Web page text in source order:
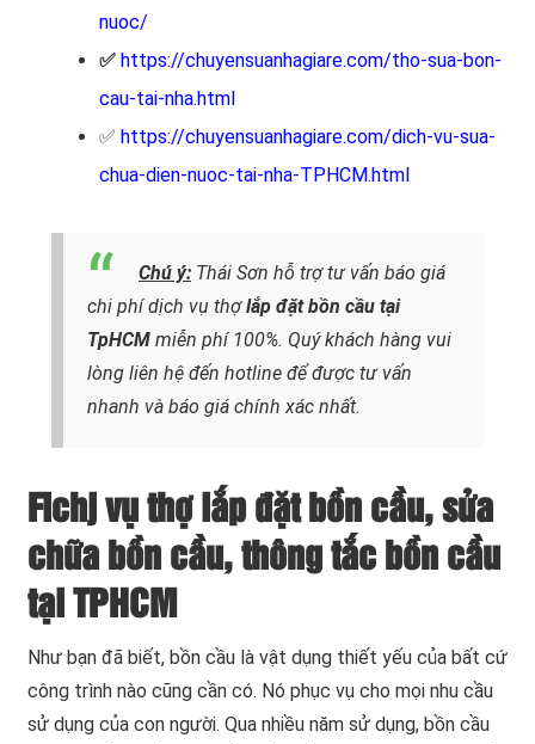
nuoc/
✅ https://chuyensuanhagiare.com/tho-sua-bon-
cau-tai-nha.html
✅ https://chuyensuanhagiare.com/dich-vu-sua-
chua-dien-nuoc-tai-nha-TPHCM.html
Chú ý: Thái Sơn hỗ trợ tư vấn báo giá
chi phí dịch vụ thợlắp đặt bồn cầu tại
TpHCM miễn phí 100%. Quý khách hàng vui
lòng liên hệ đến hotline để được tư vấn
nhanh và báo giá chính xác nhất.
Fichj vụ thợ lắp đặt bồn cầu, sửa
chữa bồn cầu, thông tắc bồn cầu
tại TPHCM
Như bạn đã biết, bồn cầu là vật dụng thiết yếu của bất cứ
công trình nào cũng cần có. Nó phục vụ cho mọi nhu cầu
sử dụng của con người. Qua nhiều năm sử dụng, bồn cầu